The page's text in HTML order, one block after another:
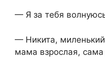
— Я за тебя
— Никита,
мама взрослая, сама